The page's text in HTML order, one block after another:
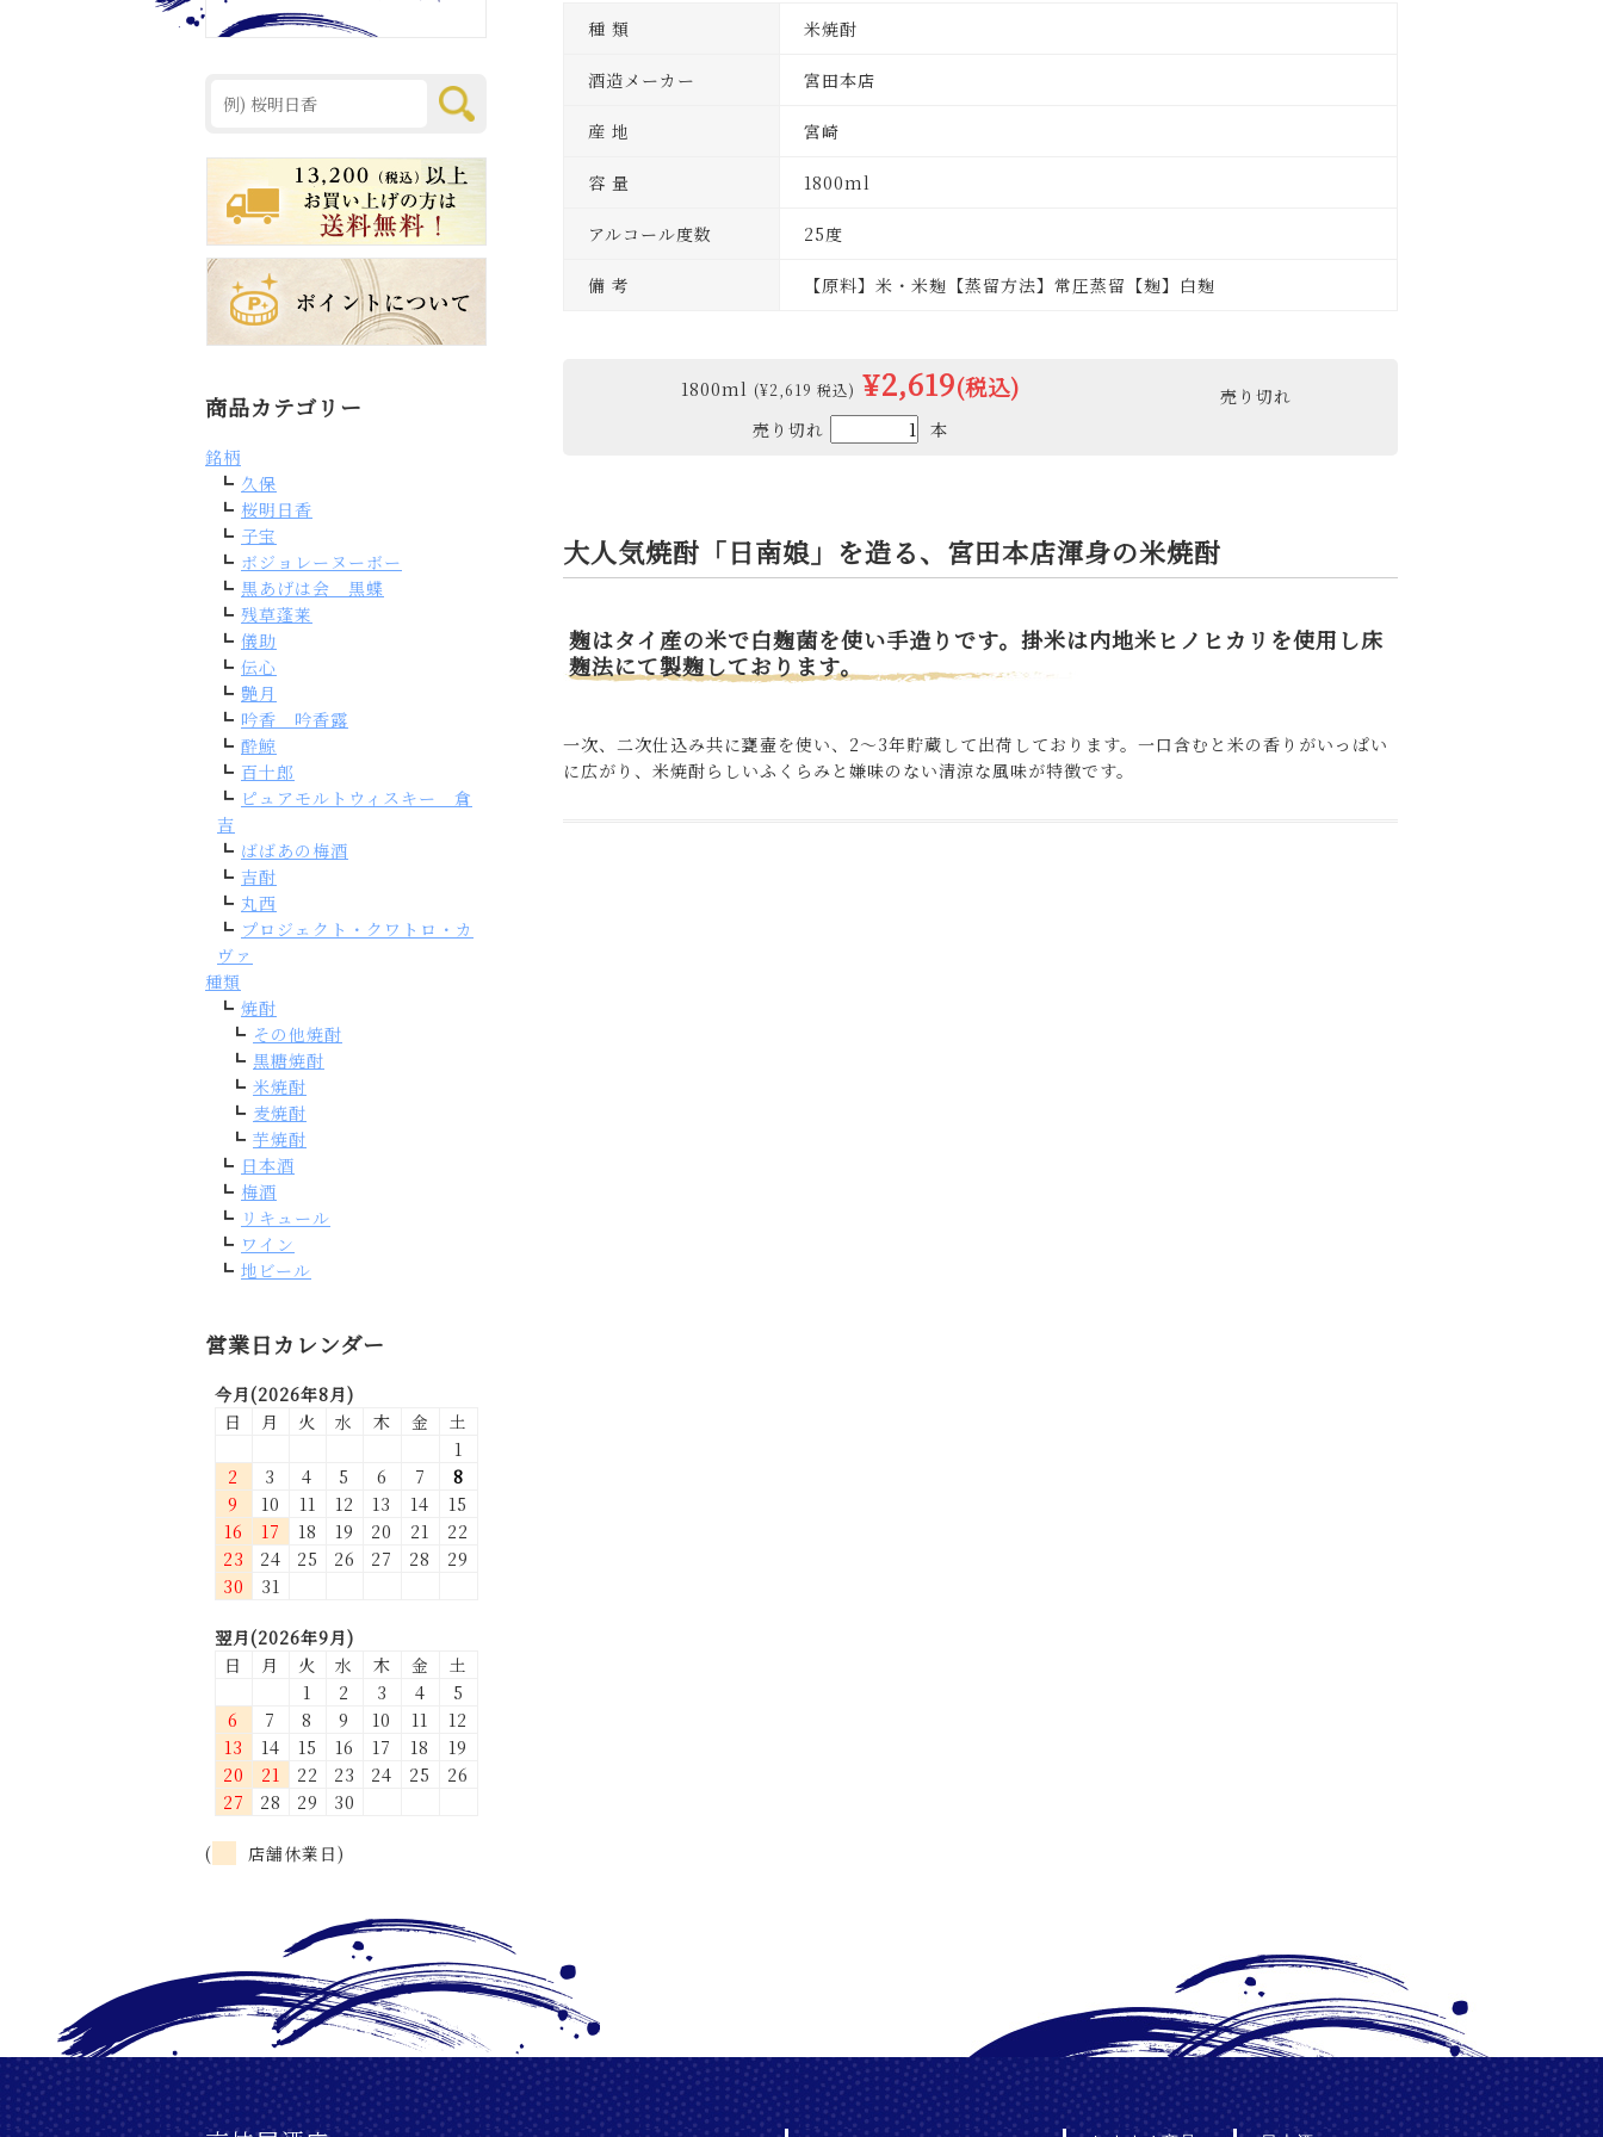
種 類 米焼酎
酒造メーカー 宮田本店
産 地 宮崎
容 量 1800ml
アルコール度数 25度
備 考 【原料】米・米麹【蒸留方法】常圧蒸留【麹】白麹
1800ml (¥2,619 税込) ¥2,619(税込)
売り切れ 本
売り切れ
大人気焼酎「日南娘」を造る、宮田本店渾身の米焼酎
麹はタイ産の米で白麹菌を使い手造りです。掛米は内地米ヒノヒカリを使用し床
麹法にて製麹しております。
一次、二次仕込み共に甕壷を使い、2〜3年貯蔵して出荷しております。一口含むと米の香りがいっぱい
に広がり、米焼酎らしいふくらみと嫌味のない清涼な風味が特徴です。
商品カテゴリー
銘柄
久保
桜明日香
子宝
ボジョレーヌーボー
黒あげは会 黒蝶
残草蓬莱
儀助
伝心
艶月
吟香 吟香露
酔鯨
百十郎
ピュアモルトウィスキー 倉
吉
ばばあの梅酒
吉酎
丸西
プロジェクト・クワトロ・カ
ヴァ
種類
焼酎
その他焼酎
黒糖焼酎
米焼酎
麦焼酎
芋焼酎
日本酒
梅酒
リキュール
ワイン
地ビール
営業日カレンダー
今月(2026年8月)
日
月 火 水 木 金
土
1
2
3 4 5 6 7
8
9
10 11 12 13 14
15
16
17 18 19 20 21
22
23
24 25 26 27 28
29
30
31
翌月(2026年9月)
日
月 火 水 木 金
土
1
2 3 4
5
6
7 8 9 10 11
12
13
14 15 16 17 18
19
20
21 22 23 24 25
26
27
28 29 30
( 店舗休業日)